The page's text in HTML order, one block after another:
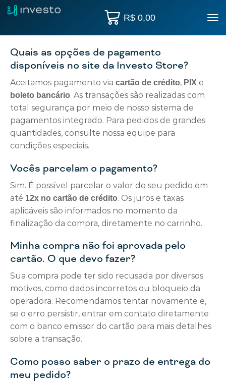
R$0,00
Quais as opções de pagamento
disponíveis no site da Investo Store?
Aceitamos pagamento via cartão de crédito, PIX e
boleto bancário. As transações são realizadas com
total segurança por meio de nosso sistema de
pagamentos integrado. Para pedidos de grandes
quantidades, consulte nossa equipe para
condições especiais.
Vocês parcelam o pagamento?
Sim. É possível parcelar o valor do seu pedido em
até 12x no cartão de crédito. Os juros e taxas
aplicáveis são informados no momento da
finalização da compra, diretamente no carrinho.
Minha compra não foi aprovada pelo
cartão. O que devo fazer?
Sua compra pode ter sido recusada por diversos
motivos, como dados incorretos ou bloqueio da
operadora. Recomendamos tentar novamente e,
se o erro persistir, entrar em contato diretamente
com o banco emissor do cartão para mais detalhes
sobre a transação.
Como posso saber o prazo de entrega do
meu pedido?